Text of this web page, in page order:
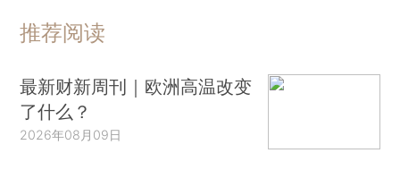
推荐阅读
最新财新周刊｜欧洲高温改变
了什么？
2026年08月09日